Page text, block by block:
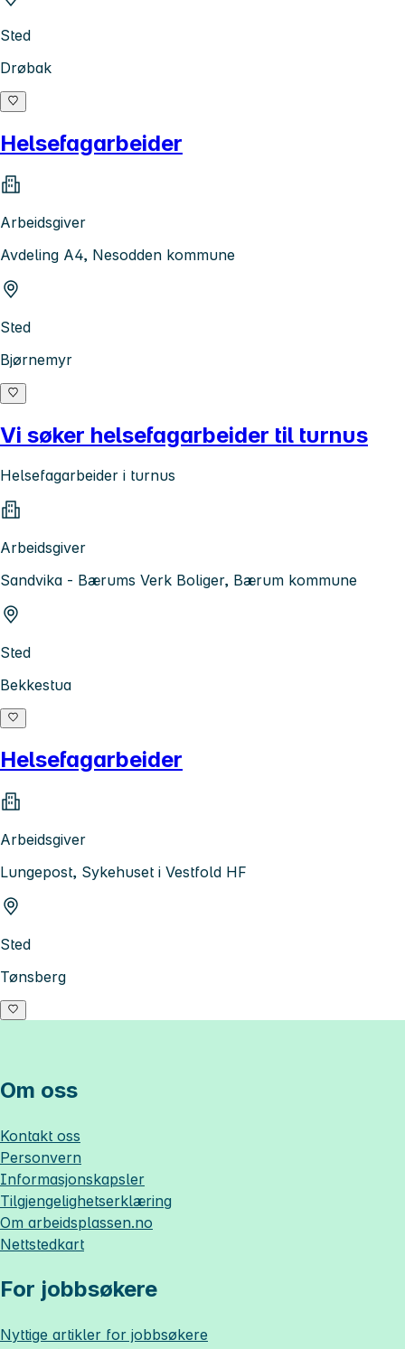
Sted
Drøbak
Helsefagarbeider
Arbeidsgiver
Avdeling A4, Nesodden kommune
Sted
Bjørnemyr
Vi søker helsefagarbeider til turnus
Helsefagarbeider i turnus
Arbeidsgiver
Sandvika - Bærums Verk Boliger, Bærum kommune
Sted
Bekkestua
Helsefagarbeider
Arbeidsgiver
Lungepost, Sykehuset i Vestfold HF
Sted
Tønsberg
Om oss
Kontakt oss
Personvern
Informasjonskapsler
Tilgjengelighetserklæring
Om arbeidsplassen.no
Nettstedkart
For jobbsøkere
Nyttige artikler for jobbsøkere